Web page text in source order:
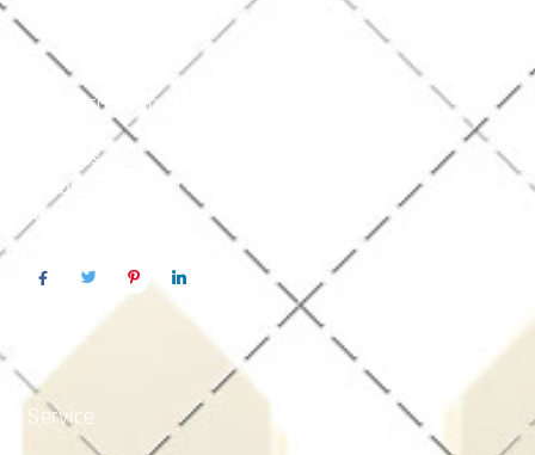
About company
Address
Melbourne’s GPO 434 VIC 3074,
Australia.
Service